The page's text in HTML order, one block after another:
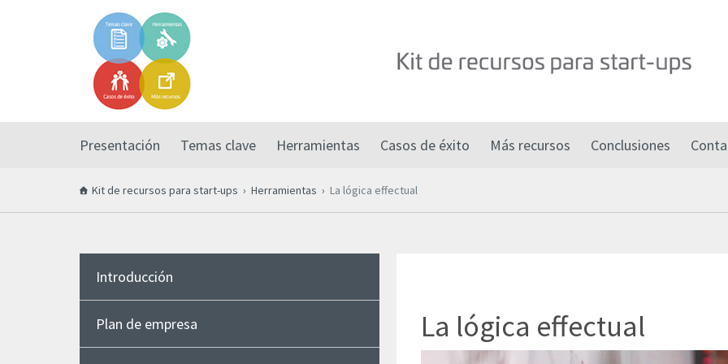
Presentación Temas clave Herramientas Casos de éxito Más recursos Conclusiones
Kit de recursos para start-ups Herramientas La lógica effectual
Introducción
Plan de empresa La lógica effectual